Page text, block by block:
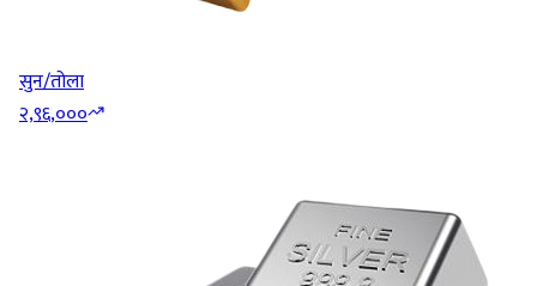
सुन/तोला
२,९६,०००